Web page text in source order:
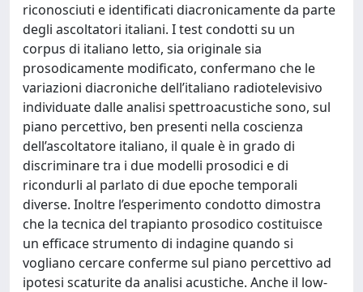
riconosciuti e identificati diacronicamente da parte
degli ascoltatori italiani. I test condotti su un
corpus di italiano letto, sia originale sia
prosodicamente modificato, confermano che le
variazioni diacroniche dell’italiano radiotelevisivo
individuate dalle analisi spettroacustiche sono, sul
piano percettivo, ben presenti nella coscienza
dell’ascoltatore italiano, il quale è in grado di
discriminare tra i due modelli prosodici e di
ricondurli al parlato di due epoche temporali
diverse. Inoltre l’esperimento condotto dimostra
che la tecnica del trapianto prosodico costituisce
un efficace strumento di indagine quando si
vogliano cercare conferme sul piano percettivo ad
ipotesi scaturite da analisi acustiche. Anche il low-